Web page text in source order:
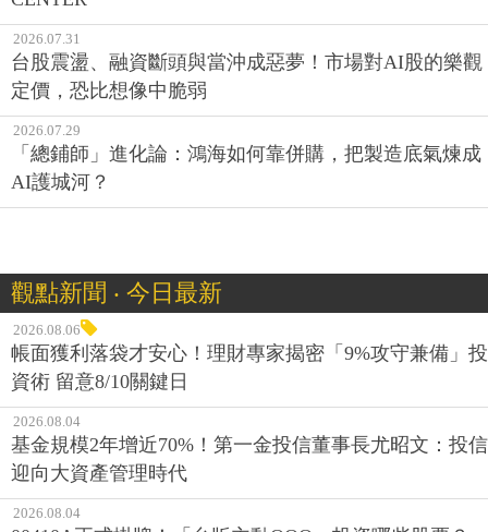
2026.07.31
台股震盪、融資斷頭與當沖成惡夢！市場對AI股的樂觀
定價，恐比想像中脆弱
2026.07.29
「總鋪師」進化論：鴻海如何靠併購，把製造底氣煉成
AI護城河？
觀點新聞 ‧ 今日最新
2026.08.06
帳面獲利落袋才安心！理財專家揭密「9%攻守兼備」投
資術 留意8/10關鍵日
2026.08.04
基金規模2年增近70%！第一金投信董事長尤昭文：投信
迎向大資產管理時代
2026.08.04